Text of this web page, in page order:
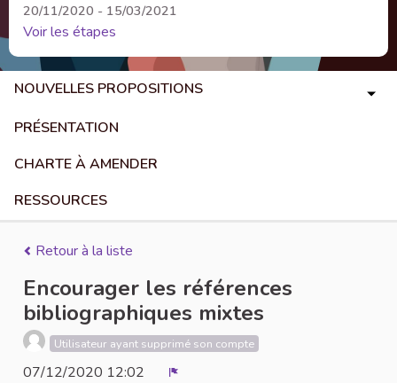
20/11/2020 - 15/03/2021
Voir les étapes
NOUVELLES PROPOSITIONS
PRÉSENTATION
CHARTE À AMENDER
RESSOURCES
Retour à la liste
Encourager les références
bibliographiques mixtes
Utilisateur ayant supprimé son compte
07/12/2020 12:02